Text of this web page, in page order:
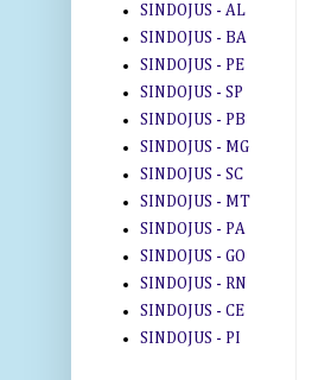
SINDOJUS - AL
SINDOJUS - BA
SINDOJUS - PE
SINDOJUS - SP
SINDOJUS - PB
SINDOJUS - MG
SINDOJUS - SC
SINDOJUS - MT
SINDOJUS - PA
SINDOJUS - GO
SINDOJUS - RN
SINDOJUS - CE
SINDOJUS - PI